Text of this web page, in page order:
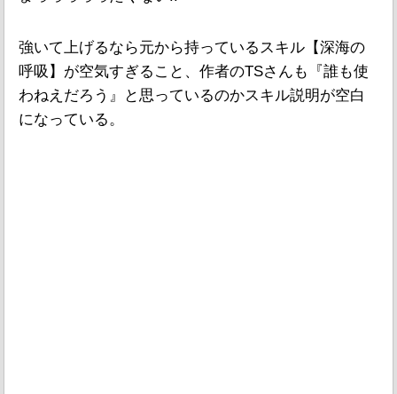
強いて上げるなら元から持っているスキル【深海の
呼吸】が空気すぎること、作者のTSさんも『誰も使
わねえだろう』と思っているのかスキル説明が空白
になっている。